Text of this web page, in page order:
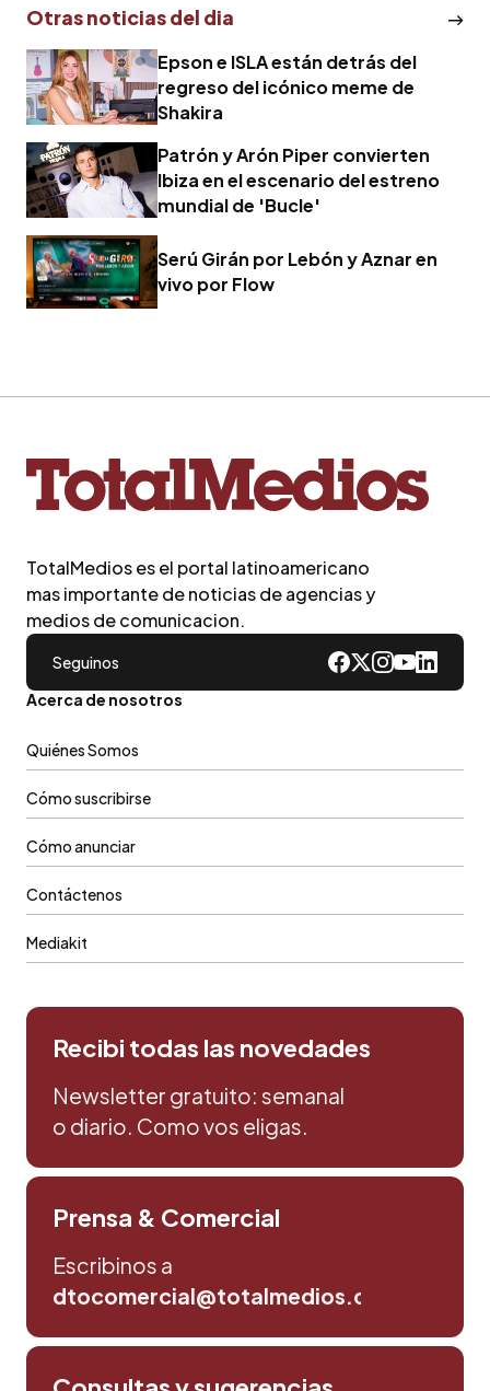
Otras noticias del dia
Epson e ISLA están detrás del
regreso del icónico meme de
Shakira
Patrón y Arón Piper convierten
Ibiza en el escenario del estreno
mundial de 'Bucle'
Serú Girán por Lebón y Aznar en
vivo por Flow
TotalMedios es el portal latinoamericano
mas importante de noticias de agencias y
medios de comunicacion.
Seguinos
Acerca de nosotros
Quiénes Somos
Cómo suscribirse
Cómo anunciar
Contáctenos
Mediakit
Recibi todas las novedades
Newsletter gratuito: semanal
o diario. Como vos eligas.
Prensa & Comercial
Escribinos a
dtocomercial@totalmedios.com